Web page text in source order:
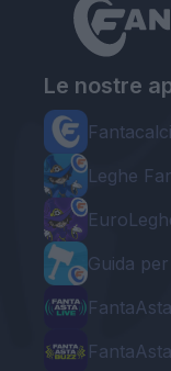
Le nostre
Leghe
Guida